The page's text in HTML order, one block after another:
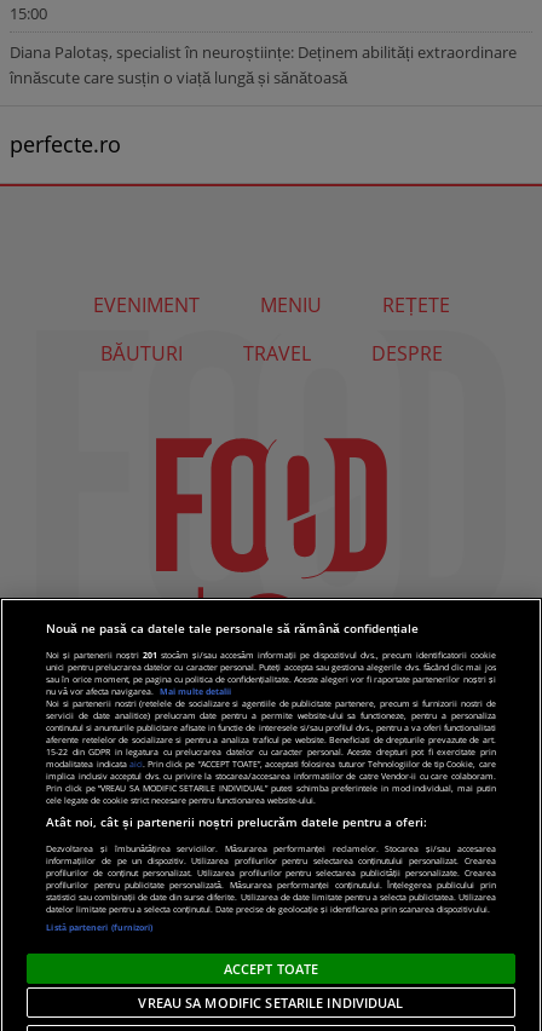
15:00
Diana Palotaș, specialist în neuroștiințe: Deținem abilități extraordinare
înnăscute care susțin o viață lungă și sănătoasă
perfecte.ro
EVENIMENT MENIU
REȚETE
BĂUTURI
TRAVEL DESPRE
© 2019 PRO TV S.R.L |Politica de Cookie|Politica
de confidentialitate
Nouă ne pasă ca datele tale personale să rămână confidențiale
Noi și partenerii noștri201 stocăm și/sau accesăm informații pe dispozitivul dvs., precum identificatorii cookie
unici pentru prelucrarea datelor cu caracter personal. Puteți accepta sau gestiona alegerile dvs. făcând clic mai jos
sau în orice moment, pe pagina cu politica de confidențialitate. Aceste alegeri vor fi raportate partenerilor noștri și
nu vă vor afecta navigarea.
Mai multe detalii
Noi si partenerii nostri (retelele de socializare si agentiile de publicitate partenere, precum si furnizorii nostri de
servicii de date analitice) prelucram date pentru a permite website-ului sa functioneze, pentru a personaliza
continutul si anunturile publicitare afisate in functie de interesele si/sau profilul dvs., pentru a va oferi functionalitati
aferente retelelor de socializare si pentru a analiza traficul pe website. Beneficiati de drepturile prevazute de art.
15-22 din GDPR in legatura cu prelucrarea datelor cu caracter personal. Aceste drepturi pot fi exercitate prin
modalitatea indicata aici. Prin click pe “ACCEPT TOATE”, acceptati folosirea tuturor Tehnologiilor de tip Cookie, care
implica inclusiv acceptul dvs. cu privire la stocarea/accesarea informatiilor de catre Vendor-ii cu care colaboram.
Prin click pe “VREAU SA MODIFIC SETARILE INDIVIDUAL” puteti schimba preferintele in mod individual, mai putin
cele legate de cookie strict necesare pentru functionarea website-ului.
Atât noi, cât și partenerii noștri prelucrăm datele pentru a oferi:
Dezvoltarea și îmbunătățirea serviciilor. Măsurarea performanței reclamelor. Stocarea și/sau accesarea
informațiilor de pe un dispozitiv. Utilizarea profilurilor pentru selectarea conținutului personalizat. Crearea
profilurilor de conținut personalizat. Utilizarea profilurilor pentru selectarea publicității personalizate. Crearea
profilurilor pentru publicitate personalizată. Măsurarea performanței conținutului. Înțelegerea publicului prin
statistici sau combinații de date din surse diferite. Utilizarea de date limitate pentru a selecta publicitatea. Utilizarea
datelor limitate pentru a selecta conținutul. Date precise de geolocație și identificarea prin scanarea dispozitivului.
Listă parteneri (furnizori)
ACCEPT TOATE
VREAU SA MODIFIC SETARILE INDIVIDUAL